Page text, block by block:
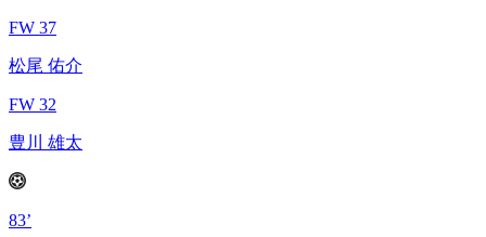
FW 37
松尾 佑介
FW 32
豊川 雄太
83’